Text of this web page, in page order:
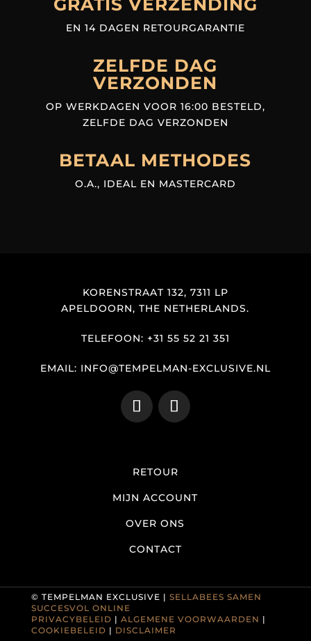
EN 14 DAGEN RETOURGARANTIE
ZELFDE DAG
VERZONDEN
OP WERKDAGEN VOOR 16:00 BESTELD,
ZELFDE DAG VERZONDEN
BETAAL METHODES
O.A., IDEAL EN MASTERCARD
KORENSTRAAT 132, 7311 LP
APELDOORN, THE NETHERLANDS.
TELEFOON: +31 55 52 21 351
EMAIL: INFO@TEMPELMAN-EXCLUSIVE.NL
RETOUR
MIJN ACCOUNT
OVER ONS
CONTACT
© TEMPELMAN EXCLUSIVE | SELLABEES SAMEN
SUCCESVOL ONLINE
PRIVACYBELEID | ALGEMENE VOORWAARDEN |
COOKIEBELEID | DISCLAIMER